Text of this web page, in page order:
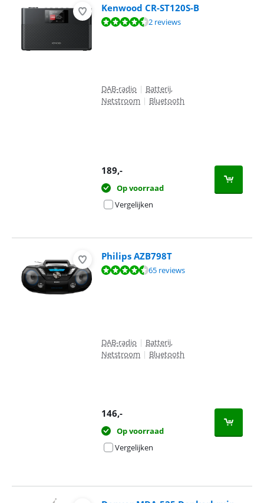
Kenwood CR-ST120S-B
Beoordeling is 8,8 van de 10, gebaseerd op 2 reviews.
2 reviews
DAB-radio | Batterij,
Netstroom | Bluetooth
189,-
Op voorraad
Vergelijken
Philips AZB798T
Beoordeling is 8,8 van de 10, gebaseerd op 65 reviews.
65 reviews
DAB-radio | Batterij,
Netstroom | Bluetooth
146,-
Op voorraad
Vergelijken